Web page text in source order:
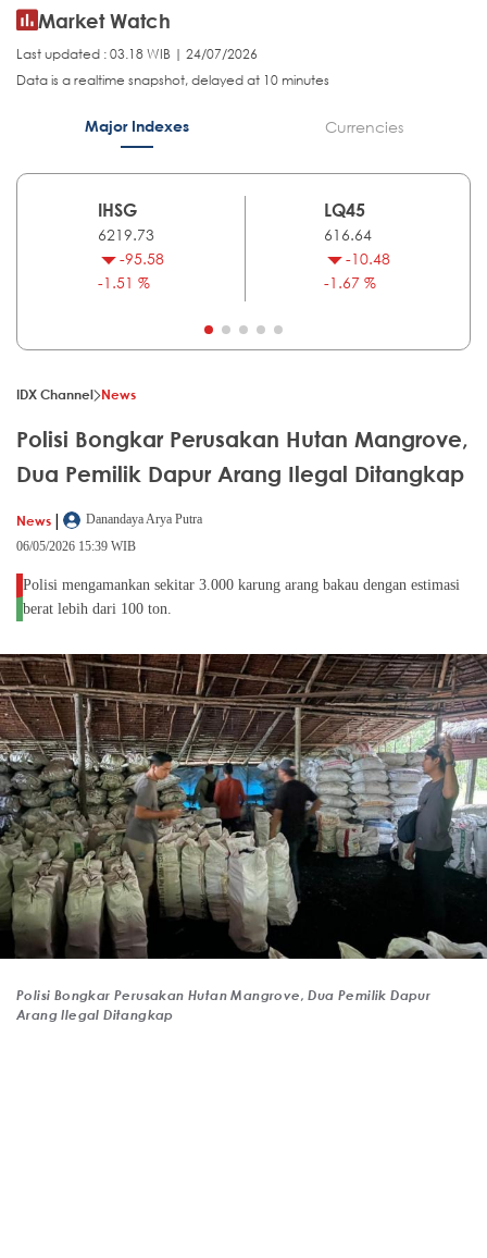
Market Watch
Last updated : 03.18 WIB | 24/07/2026
Data is a realtime snapshot, delayed at 10 minutes
Major Indexes Currencies
IHSG
6219.73
-95.58
-1.51 %
LQ45
616.64
-10.48
-1.67 %
IDX Channel News
Polisi Bongkar Perusakan Hutan Mangrove,
Dua Pemilik Dapur Arang Ilegal Ditangkap
News |
Danandaya Arya Putra
06/05/2026 15:39 WIB
Polisi mengamankan sekitar 3.000 karung arang bakau dengan estimasi
berat lebih dari 100 ton.
Polisi Bongkar Perusakan Hutan Mangrove, Dua Pemilik Dapur
Arang Ilegal Ditangkap